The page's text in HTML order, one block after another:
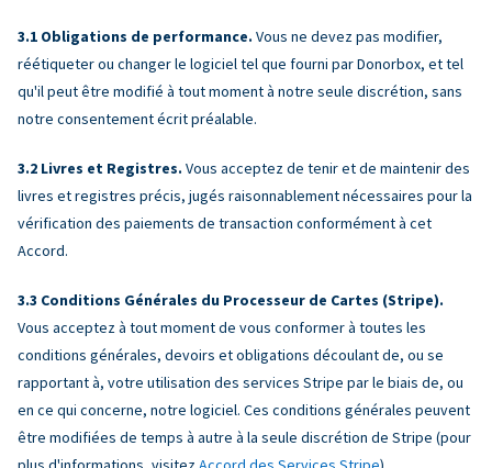
Obligations de performance. Vous ne devez pas modifier,
réétiqueter ou changer le logiciel tel que fourni par Donorbox, et tel
qu'il peut être modifié à tout moment à notre seule discrétion, sans
notre consentement écrit préalable.
Livres et Registres. Vous acceptez de tenir et de maintenir des
livres et registres précis, jugés raisonnablement nécessaires pour la
vérification des paiements de transaction conformément à cet
Accord.
Conditions Générales du Processeur de Cartes (Stripe).
Vous acceptez à tout moment de vous conformer à toutes les
conditions générales, devoirs et obligations découlant de, ou se
rapportant à, votre utilisation des services Stripe par le biais de, ou
en ce qui concerne, notre logiciel. Ces conditions générales peuvent
être modifiées de temps à autre à la seule discrétion de Stripe (pour